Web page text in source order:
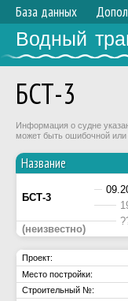
База данных
Водный
БСТ-3
Информация о судне
может быть ошибочной или
Название
БСТ-3
(неизвестно)
Проект:
Место постройки:
Строительный №: